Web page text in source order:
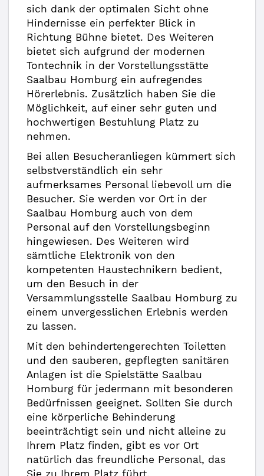
sich dank der optimalen Sicht ohne
Hindernisse ein perfekter Blick in
Richtung Bühne bietet. Des Weiteren
bietet sich aufgrund der modernen
Tontechnik in der Vorstellungsstätte
Saalbau Homburg ein aufregendes
Hörerlebnis. Zusätzlich haben Sie die
Möglichkeit, auf einer sehr guten und
hochwertigen Bestuhlung Platz zu
nehmen.
Bei allen Besucheranliegen kümmert sich
selbstverständlich ein sehr
aufmerksames Personal liebevoll um die
Besucher. Sie werden vor Ort in der
Saalbau Homburg auch von dem
Personal auf den Vorstellungsbeginn
hingewiesen. Des Weiteren wird
sämtliche Elektronik von den
kompetenten Haustechnikern bedient,
um den Besuch in der
Versammlungsstelle Saalbau Homburg zu
einem unvergesslichen Erlebnis werden
zu lassen.
Mit den behindertengerechten Toiletten
und den sauberen, gepflegten sanitären
Anlagen ist die Spielstätte Saalbau
Homburg für jedermann mit besonderen
Bedürfnissen geeignet. Sollten Sie durch
eine körperliche Behinderung
beeinträchtigt sein und nicht alleine zu
Ihrem Platz finden, gibt es vor Ort
natürlich das freundliche Personal, das